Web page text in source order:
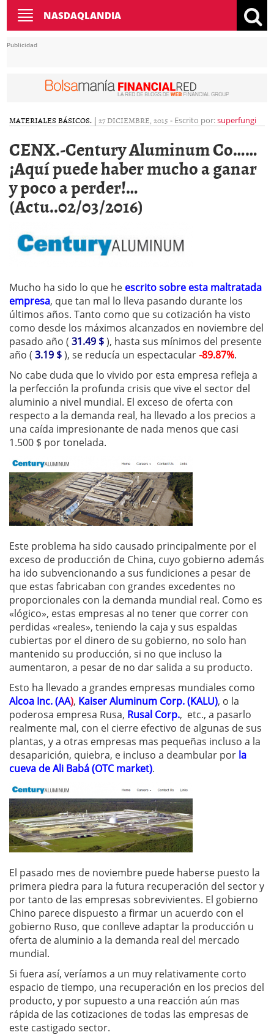
Toggle
navigation
NASDAQLANDIA
Publicidad
MATERIALES BÁSICOS. | 27 DICIEMBRE, 2015 - Escrito por:superfungi
CENX.-Century Aluminum Co……
¡Aquí puede haber mucho a ganar
y poco a perder!…
(Actu..02/03/2016)
Mucho ha sido lo que he escrito sobre esta maltratada
empresa, que tan mal lo lleva pasando durante los
últimos años. Tanto como que su cotización ha visto
como desde los máximos alcanzados en noviembre del
pasado año ( 31.49 $), hasta sus mínimos del presente
año ( 3.19 $), se reducía un espectacular-89.87%.
No cabe duda que lo vivido por esta empresa refleja a
la perfección la profunda crisis que vive el sector del
aluminio a nivel mundial. El exceso de oferta con
respecto a la demanda real, ha llevado a los precios a
una caída impresionante de nada menos que casi
1.500 $ por tonelada.
Este problema ha sido causado principalmente por el
exceso de producción de China, cuyo gobierno además
ha ido subvencionando a sus fundiciones a pesar de
que estas fabricaban con grandes excedentes no
proporcionales con la demanda mundial real. Como es
«lógico», estas empresas al no tener que correr con
perdidas «reales», teniendo la caja y sus espaldas
cubiertas por el dinero de su gobierno, no solo han
mantenido su producción, si no que incluso la
aumentaron, a pesar de no dar salida a su producto.
Esto ha llevado a grandes empresas mundiales como
Alcoa Inc. (AA), Kaiser Aluminum Corp. (KALU), o la
poderosa empresa Rusa, Rusal Corp., etc., a pasarlo
realmente mal, con el cierre efectivo de algunas de sus
plantas, y a otras empresas mas pequeñas incluso a la
desaparición, quiebra, e incluso a deambular por la
cueva de Ali Babá (OTC market).
El pasado mes de noviembre puede haberse puesto la
primera piedra para la futura recuperación del sector y
por tanto de las empresas sobrevivientes. El gobierno
Chino parece dispuesto a firmar un acuerdo con el
gobierno Ruso, que conlleve adaptar la producción u
oferta de aluminio a la demanda real del mercado
mundial.
Si fuera así, veríamos a un muy relativamente corto
espacio de tiempo, una recuperación en los precios del
producto, y por supuesto a una reacción aún mas
rápida de las cotizaciones de todas las empresas de
este castigado sector.